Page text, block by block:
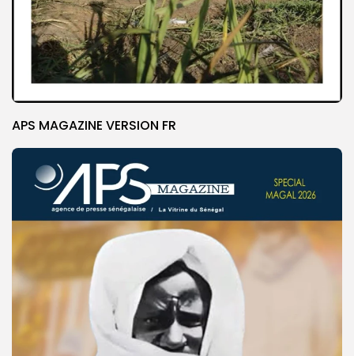
APS MAGAZINE VERSION FR